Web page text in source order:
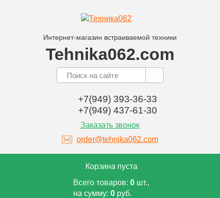
Интернет-магазин встраиваемой техники
Tehnika062.com
+7(949) 393-36-33
+7(949) 437-61-30
Заказать звонок
order@tehnika062.com
Корзина пуста
Всего товаров: 0 шт.,
на сумму: 0 руб.